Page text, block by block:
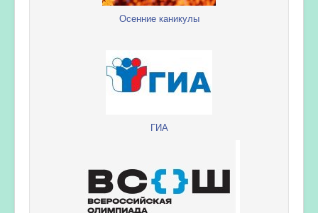
Осенние каникулы
ГИА